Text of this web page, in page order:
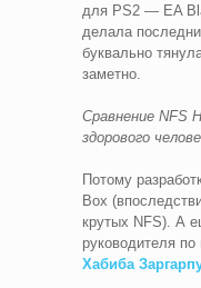
для PS2 — EA
делала
буквально
заметно.
Сравнение NFS
здорового
Потому
Box
крутых NFS). А
руководителя
Хабиба